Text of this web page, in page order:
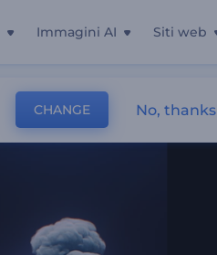
Immagini AI Siti web
CHANGE No, thanks